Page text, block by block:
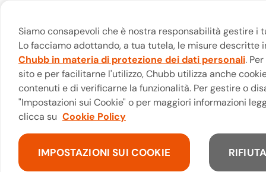
Acquista le Assicurazioni Casa e Infortuni
Siamo consapevoli che è nostra responsabilità gestire i
Lo facciamo adottando, a tua tutela, le misure
Chubb in materia di protezione dei dati personali.
sito e per facilitarne l'utilizzo, Chubb utilizza anche
contenuti e di verificarne la funzionalità. Per gestire o
"Impostazioni sui Cookie" o per maggiori informazioni
clicca su Cookie Policy
IMPOSTAZIONI SUI COOKIE